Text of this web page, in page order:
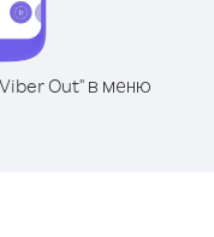
Out" в меню